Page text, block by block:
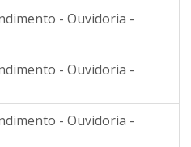
- Ouvidoria -
- Ouvidoria -
- Ouvidoria -